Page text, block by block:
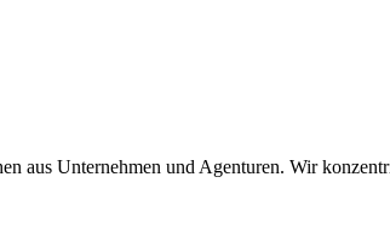
aus Unternehmen und Agenturen. Wir